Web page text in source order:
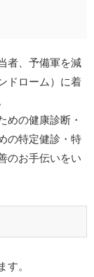
者、予備軍を減
ドローム）に着
めの健康診断・
の特定健診・特
のお手伝いをい
。